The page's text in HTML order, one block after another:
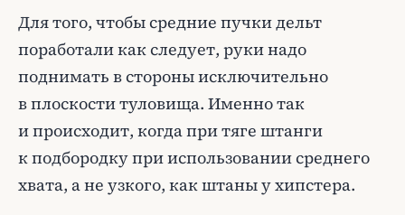
Для того, чтобы средние пучки дельт
поработали как следует, руки надо
поднимать в стороны исключительно
в плоскости туловища. Именно так
и происходит, когда при тяге штанги
к подбородку при использовании среднего
хвата, а не узкого, как штаны у хипстера.